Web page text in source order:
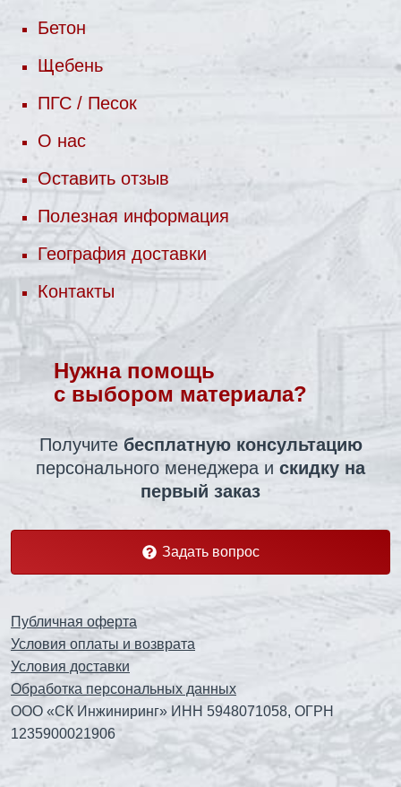
Бетон
Щебень
ПГС / Песок
О нас
Оставить отзыв
Полезная информация
География доставки
Контакты
Нужна помощь
с выбором материала?
Получите бесплатную консультацию
персонального менеджера и скидку на
первый заказ
Задать вопрос
Публичная оферта
Условия оплаты и возврата
Условия доставки
Обработка персональных данных
ООО «СК Инжиниринг» ИНН 5948071058, ОГРН
1235900021906